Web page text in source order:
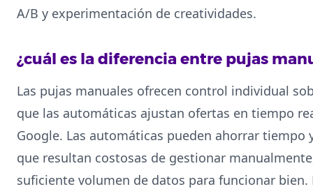
A/B y experimentación de creatividades.
¿cuál es la diferencia entre pujas
Las pujas manuales ofrecen control individual
que las automáticas ajustan ofertas en tiempo
Google. Las automáticas pueden ahorrar tiempo
que resultan costosas de gestionar
suficiente volumen de datos para funcionar